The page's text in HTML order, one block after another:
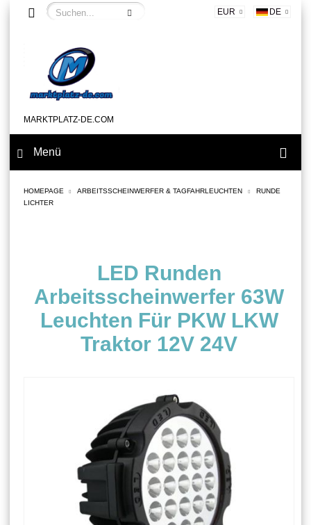
EUR DE
MARKTPLATZ-DE.COM
Menü
HOMEPAGE ARBEITSSCHEINWERFER & TAGFAHRLEUCHTEN
RUNDE
LICHTER
LED Runden
Arbeitsscheinwerfer 63W
Leuchten Für PKW LKW
Traktor 12V 24V